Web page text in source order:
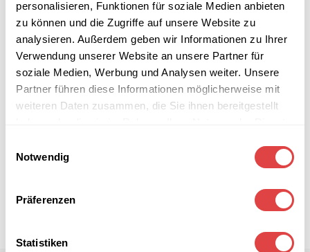
personalisieren, Funktionen für soziale Medien anbieten
zu können und die Zugriffe auf unsere Website zu
analysieren. Außerdem geben wir Informationen zu Ihrer
Verwendung unserer Website an unsere Partner für
soziale Medien, Werbung und Analysen weiter. Unsere
Partner führen diese Informationen möglicherweise mit
weiteren Daten zusammen, die Sie ihnen bereitgestellt
Notwendig
Präferenzen
Statistiken